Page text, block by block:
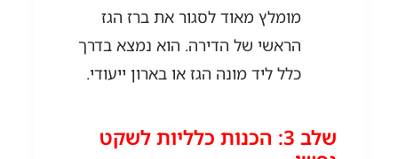
מומלץ מאוד לסגור את ברז הגז
הראשי של הדירה. הוא נמצא בדרך
כלל ליד מונה הגז או בארון ייעודי.
שלב 3: הכנות כלליות לשקט